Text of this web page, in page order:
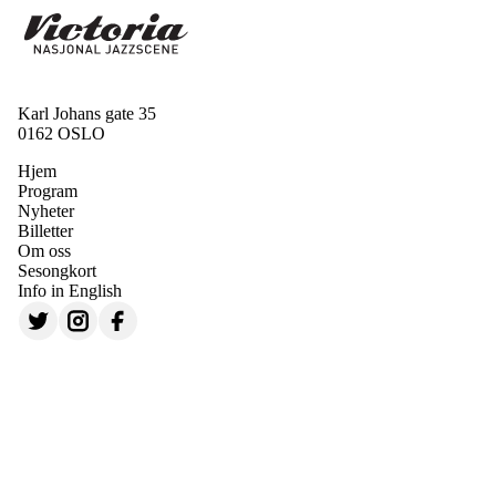
Karl Johans gate 35
0162 OSLO
Hjem
Program
Nyheter
Billetter
Om oss
Sesongkort
Info in English